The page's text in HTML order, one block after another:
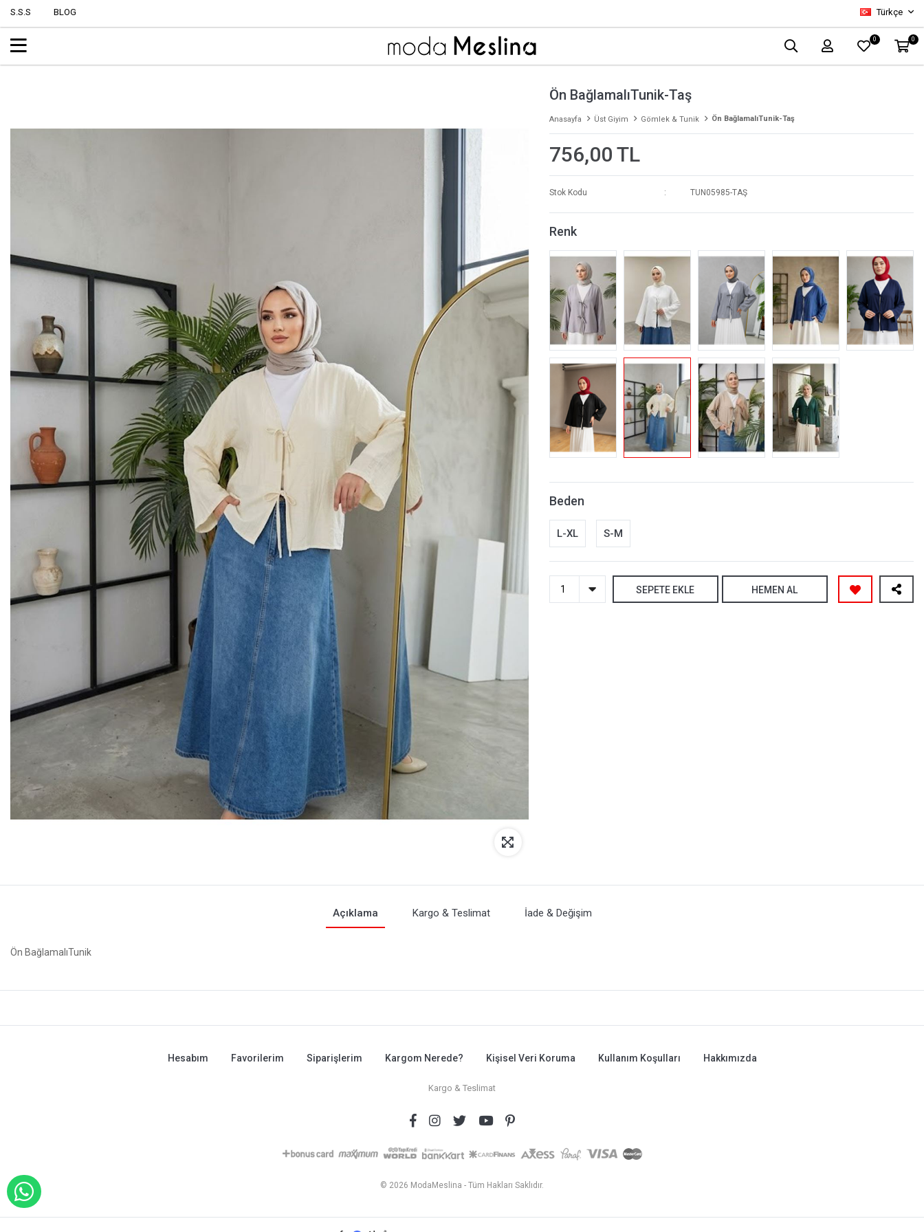
S.S.S BLOG Türkçe
0 0
Ön BağlamalıTunik-Taş
Anasayfa Üst Giyim Gömlek & Tunik Ön BağlamalıTunik-Taş
756,00 TL
Stok Kodu TUN05985-TAŞ
Renk
Beden
L-XL S-M
SEPETE EKLE HEMEN AL
Açıklama Kargo & Teslimat İade & Değişim
Ön BağlamalıTunik
Hesabım Favorilerim Siparişlerim Kargom Nerede? Kişisel Veri Koruma Kullanım Koşulları Hakkımızda
Kargo & Teslimat
© 2026 ModaMeslina - Tüm Hakları Saklıdır.